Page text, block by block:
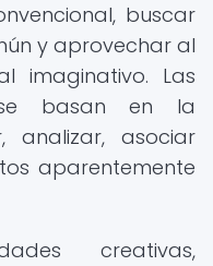
buscar
y aprovechar al
imaginativo. Las
se basan en la
analizar, asociar
aparentemente
creativas,